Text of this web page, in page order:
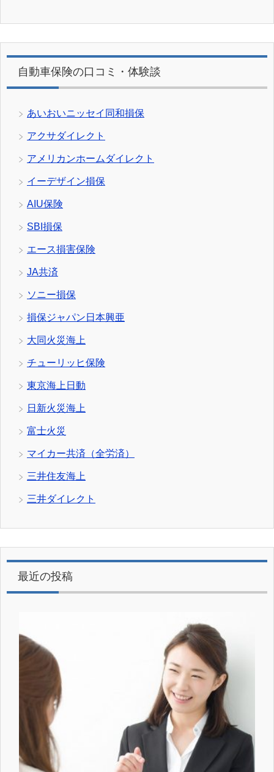
自動車保険の口コミ・体験談
あいおいニッセイ同和損保
アクサダイレクト
アメリカンホームダイレクト
イーデザイン損保
AIU保険
SBI損保
エース損害保険
JA共済
ソニー損保
損保ジャパン日本興亜
大同火災海上
チューリッヒ保険
東京海上日動
日新火災海上
富士火災
マイカー共済（全労済）
三井住友海上
三井ダイレクト
最近の投稿